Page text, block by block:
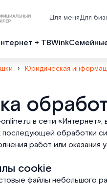
Для меняДля
+ ТВWink
› Юридическая
в сети «Интернет»,
обработки
работ или оказания
cookie
файлы небольшого